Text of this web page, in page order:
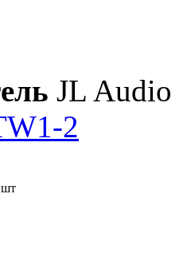
JL Audio
2
шт